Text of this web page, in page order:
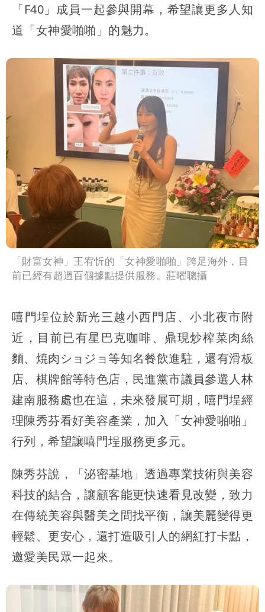
「F40」成員一起參與開幕，希望讓更多人知
道「女神愛啪啪」的魅力。
「財富女神」王宥忻的「女神愛啪啪」跨足海外，目
前已經有超過百個據點提供服務。莊曜聰攝
嘻門埕位於新光三越小西門店、小北夜市附
近，目前已有星巴克咖啡、鼎現炒榨菜肉絲
麵、焼肉ショジョ等知名餐飲進駐，還有滑板
店、棋牌館等特色店，民進黨市議員參選人林
建南服務處也在這，未來發展可期，嘻門埕經
理陳秀芬看好美容產業，加入「女神愛啪啪」
行列，希望讓嘻門埕服務更多元。
陳秀芬說，「泌密基地」透過專業技術與美容
科技的結合，讓顧客能更快速看見改變，致力
在傳統美容與醫美之間找平衡，讓美麗變得更
輕鬆、更安心，還打造吸引人的網紅打卡點，
邀愛美民眾一起來。